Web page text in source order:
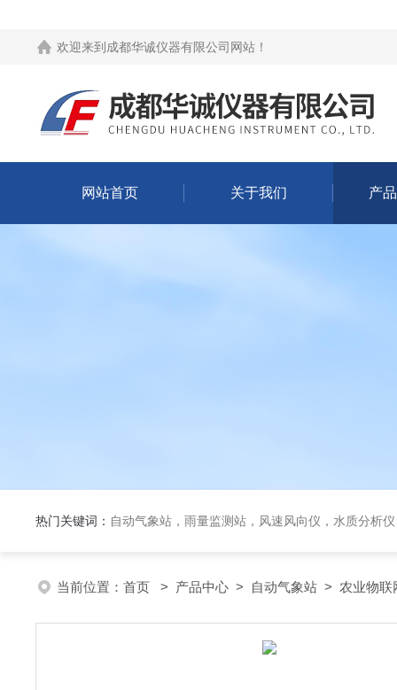
欢迎来到 成都华诚仪器有限公司网站 ！
网站首页 关于我们 产
热门关键词： 自动气象站，雨量监测站，风速风向仪，水质分析
当前位置： 首页 > 产品中心 > 自动气象站 > 农业物联